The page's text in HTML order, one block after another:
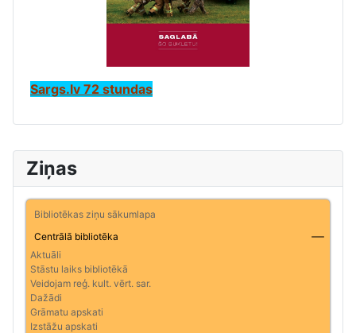
Ziņas
Bibliotēkas ziņu sākumlapa
Centrālā bibliotēka
Aktuāli
Stāstu laiks bibliotēkā
Veidojam reģ. kult. vērt. sar.
Dažādi
Grāmatu apskati
Izstāžu apskati
Sargs.lv 72 stundas